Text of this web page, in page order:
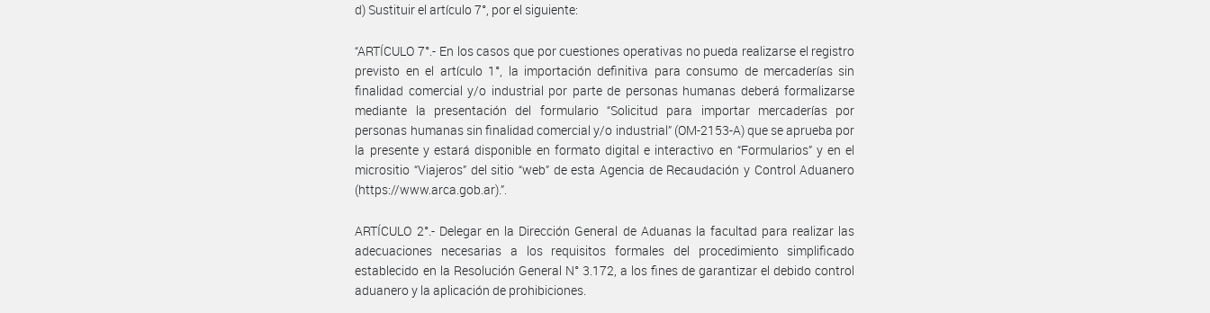
d) Sustituir el artículo 7°, por el siguiente:
“ARTÍCULO 7°.- En los casos que por cuestiones operativas no pueda realizarse el registro
previsto en el artículo 1°, la importación definitiva para consumo de mercaderías sin
finalidad comercial y/o industrial por parte de personas humanas deberá formalizarse
mediante la presentación del formulario “Solicitud para importar mercaderías por
personas humanas sin finalidad comercial y/o industrial” (OM-2153-A) que se aprueba por
la presente y estará disponible en formato digital e interactivo en “Formularios” y en el
micrositio “Viajeros” del sitio “web” de esta Agencia de Recaudación y Control Aduanero
(https://www.arca.gob.ar).”.
ARTÍCULO 2°.- Delegar en la Dirección General de Aduanas la facultad para realizar las
adecuaciones necesarias a los requisitos formales del procedimiento simplificado
establecido en la Resolución General N° 3.172, a los fines de garantizar el debido control
aduanero y la aplicación de prohibiciones.